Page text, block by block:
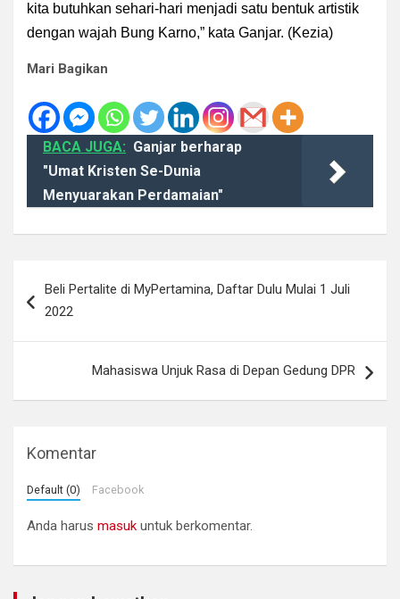
kita butuhkan sehari-hari menjadi satu bentuk artistik
dengan wajah Bung Karno,” kata Ganjar. (Kezia)
Mari Bagikan
BACA JUGA: Ganjar berharap
"Umat Kristen Se-Dunia
Menyuarakan Perdamaian"
posBeli Pertalite di MyPertamina, Daftar Dulu Mulai 1 Juli
2022
Mahasiswa Unjuk Rasa di Depan Gedung DPR
Komentar
Default (0) Facebook
Anda harus masuk untuk berkomentar.